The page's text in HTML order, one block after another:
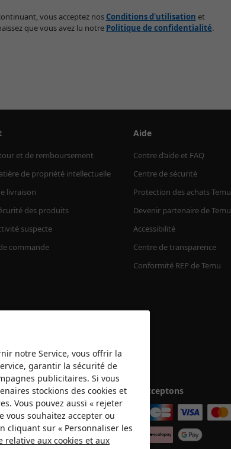
vous acceptez nos Conditions d'utilisation et
que vous avez lu notre Politique de confidentialité.
et de remboursement
de propriété intellectuelle
livraison
des produits
suspecte
commande
Aide
Centre d’aide et FAQ
Centre de sécurité
Protection des achats Temu
Devenir partenaire de Temu
Accessibilité
Centre de transparence
Conformité REP de Temu
Nous acceptons
notre Service, vous offrir la
garantir la sécurité de
publicitaires. Si vous
stockions des cookies et
Vous pouvez aussi « rejeter
vous souhaitez accepter ou
cliquant sur « Personnaliser les
relative aux cookies et aux